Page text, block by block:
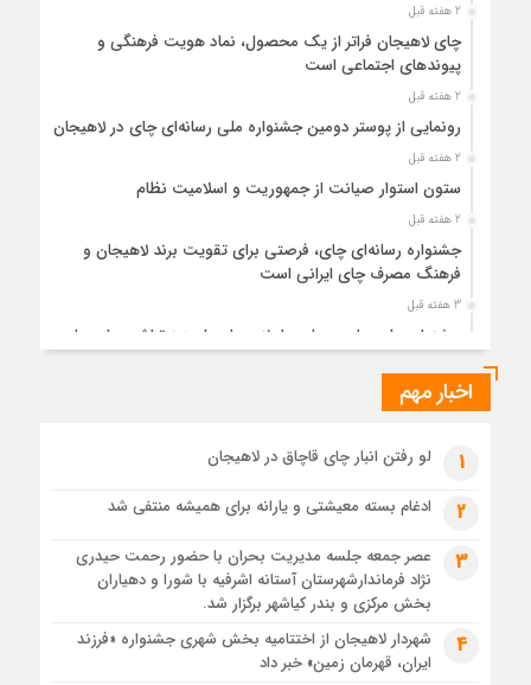
2 هفته قبل
چای لاهیجان فراتر از یک محصول، نماد هویت فرهنگی و
پیوندهای اجتماعی است
2 هفته قبل
رونمایی از پوستر دومین جشنواره ملی رسانه‌ای چای در لاهیجان
2 هفته قبل
ستون استوار صیانت از جمهوریت و اسلامیت نظام
2 هفته قبل
جشنواره رسانه‌ای چای، فرصتی برای تقویت برند لاهیجان و
فرهنگ مصرف چای ایرانی است
3 هفته قبل
جشنواره ملی چای، حمایت از لاهیجان یا هزینه‌تراشی برای چای
ایرانی!؟
3 هفته قبل
3 هفته قبل
رئوف
تصاویر هوایی مراسم تشییع پیکر مطهر آقای شهید ایران – مشهد
مراسم تشییع پیکر مطهر آقای شهید ایران – مشهد
اخبار مهم
1 لو رفتن انبار چای قاچاق در لاهیجان
2 ادغام بسته معیشتی و یارانه برای همیشه منتفی شد
3
عصر جمعه جلسه مدیریت بحران با حضور رحمت حیدری
نژاد فرماندارشهرستان آستانه اشرفیه با شورا و دهیاران
بخش مرکزی و بندر کیاشهر برگزار شد.
4
شهردار لاهیجان از اختتامیه بخش شهری جشنواره «فرزند
ایران، قهرمان زمین» خبر داد